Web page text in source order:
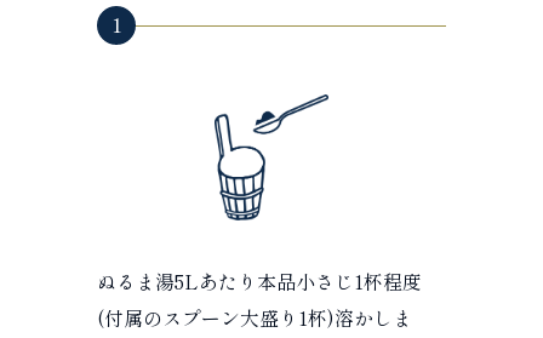
1
ぬるま湯5Lあたり本品小さじ1杯程度
(付属のスプーン大盛り1杯)溶かしま